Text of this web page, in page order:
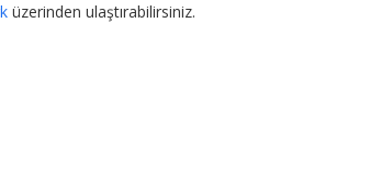
üzerinden ulaştırabilirsiniz.